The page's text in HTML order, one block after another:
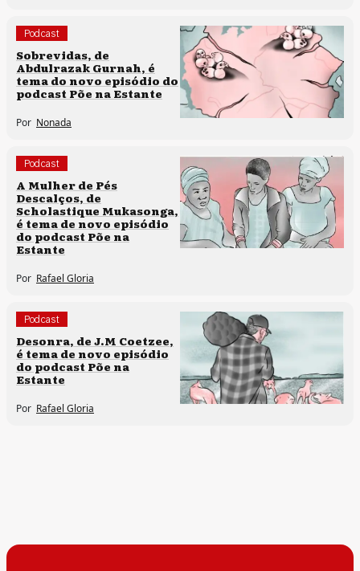
Podcast
Sobrevidas, de
Abdulrazak Gurnah, é
tema do novo episódio do
podcast Põe na Estante
Por Nonada
Podcast
A Mulher de Pés
Descalços, de
Scholastique Mukasonga,
é tema de novo episódio
do podcast Põe na
Estante
Por Rafael Gloria
Podcast
Desonra, de J.M Coetzee,
é tema de novo episódio
do podcast Põe na
Estante
Por Rafael Gloria